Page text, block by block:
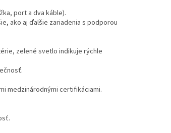
port a dva káble).
ako aj ďalšie zariadenia s podporou
zelené svetlo indikuje rýchle
medzinárodnými certifikáciami.